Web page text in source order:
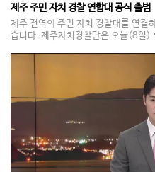
제주 주민 자치 경찰 연합대 공식 출범
제주 전역의 주민 자치 경찰대를 연결
습니다. 제주자치경찰단은 오늘(8일) 오후 제주의 한 호텔에서 위성곤 제주자
관리 등 생활 안전 활동을 펼치고 있습